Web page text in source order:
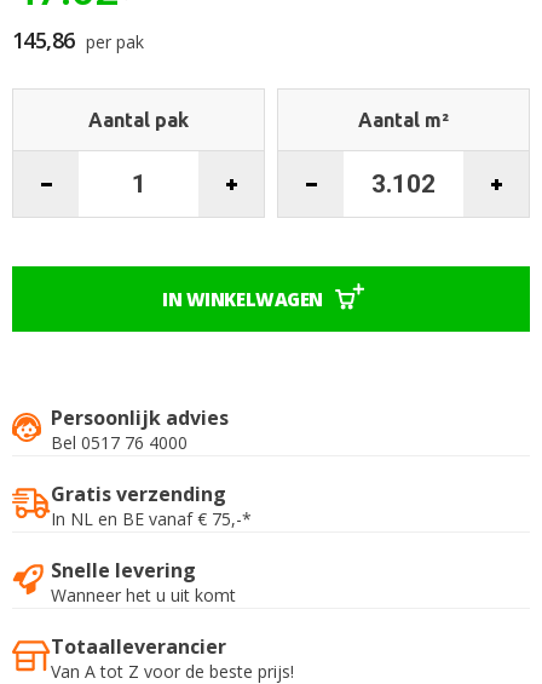
begin
van
de
145,86 per pak
Aantal pak Aantal m²
IN WINKELWAGEN
Persoonlijk advies
Bel 0517 76 4000
Gratis verzending
In NL en BE vanaf € 75,-*
Snelle levering
Wanneer het u uit komt
Totaalleverancier
Van A tot Z voor de beste prijs!